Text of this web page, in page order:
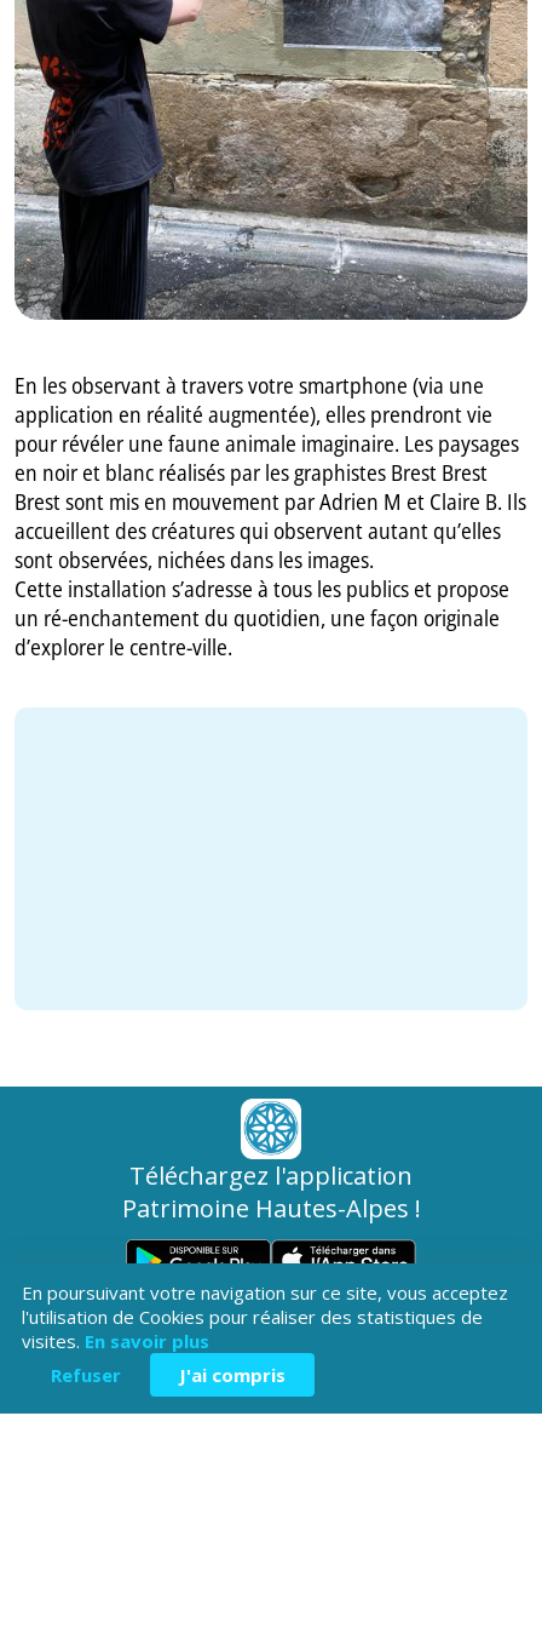
IT
En les observant à travers votre smartphone (via une
application en réalité augmentée), elles prendront vie
pour révéler une faune animale imaginaire. Les paysages
en noir et blanc réalisés par les graphistes Brest Brest
Brest sont mis en mouvement par Adrien M et Claire B. Ils
accueillent des créatures qui observent autant qu’elles
sont observées, nichées dans les images.
Cette installation s’adresse à tous les publics et propose
un ré-enchantement du quotidien, une façon originale
d’explorer le centre-ville.
Téléchargez l'application
Patrimoine Hautes-Alpes !
Hôtel du Département
En poursuivant votre navigation sur ce site, vous acceptez
l'utilisation de Cookies pour réaliser des statistiques de
visites. En savoir plus
Refuser
J'ai compris